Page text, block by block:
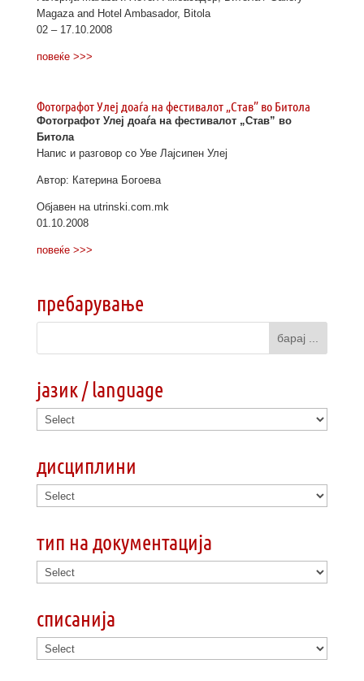
Magaza and Hotel Ambasador, Bitola
02 – 17.10.2008
повеќе >>>
Фотографот Улеј доаѓа на фестивалот „Став” во Битола
Фотографот Улеј доаѓа на фестивалот „Став” во
Битола
Напис и разговор со Уве Лајсипен Улеј
Автор: Катерина Богоева
Објавен на utrinski.com.mk
01.10.2008
повеќе >>>
пребарување
јазик / language
дисциплини
тип на документација
списанија